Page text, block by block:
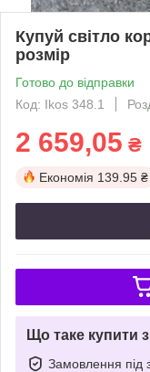
Купуй світло
розмір
Готово до відправки
Код: Ikos 348.1
2 659,05 ₴
Економія 139.95 ₴
Що таке купити
Замовлення під